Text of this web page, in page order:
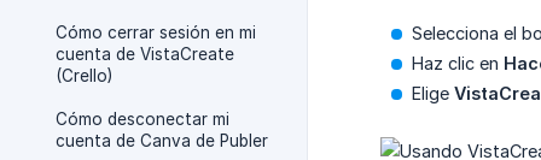
Cómo cerrar sesión en mi
cuenta de VistaCreate
(Crello)
Cómo desconectar mi
cuenta de Canva de Publer
Selecciona el
Haz clic en
Elige